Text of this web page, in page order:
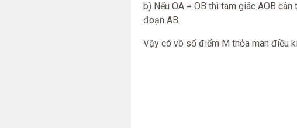
b) Nếu OA = OB thì tam giác AOB
đoạn AB.
Vậy có vô số điểm M thỏa mãn điều